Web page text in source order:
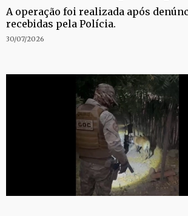
A operação foi realizada após
recebidas pela Polícia.
30/07/2026